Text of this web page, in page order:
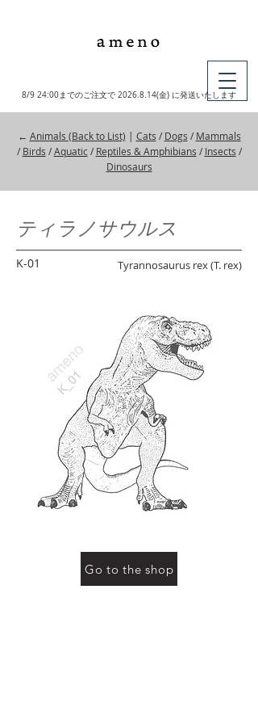
8/9 24:00までのご注文で 2026.8.14(金) に発送いたします
← Animals (Back to List) | Cats / Dogs / Mammals
/ Birds /Aquatic/ Reptiles & Amphibians / Insects /
Dinosaurs
ティラノサウルス
K-01 Tyrannosaurus rex (T. rex)
Go to the shop